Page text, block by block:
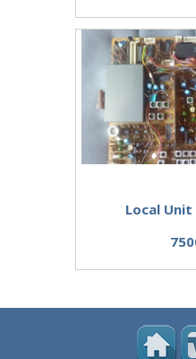
Local Unit